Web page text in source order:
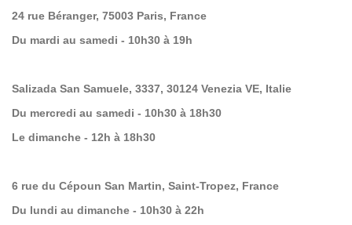
24 rue Béranger, 75003 Paris, France
Du mardi au samedi - 10h30 à 19h
Salizada San Samuele, 3337, 30124 Venezia VE, Italie
Du mercredi au samedi - 10h30 à 18h30
Le dimanche - 12h à 18h30
6 rue du Cépoun San Martin, Saint-Tropez, France
Du lundi au dimanche - 10h30 à 22h